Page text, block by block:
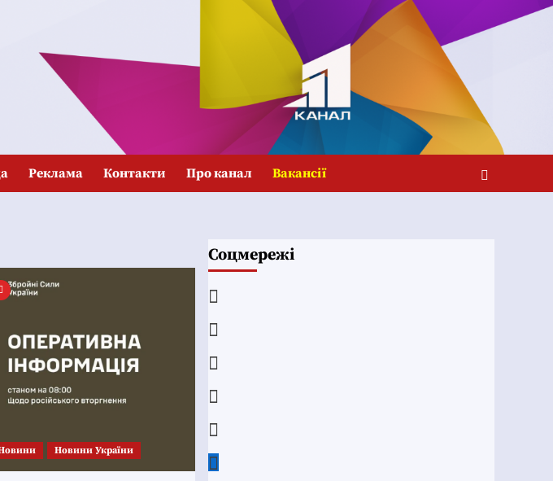
Реклама Контакти Про канал Вакансії
Новини України
Соцмережі